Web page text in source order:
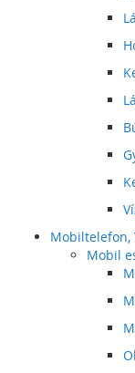
Mobiltelefon,
Mobil